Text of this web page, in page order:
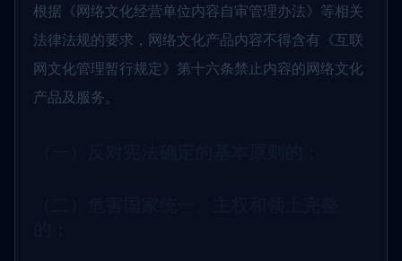
根据《网络文化经营单位内容自审管理办法》等相关
法律法规的要求，网络文化产品内容不得含有《互联
网文化管理暂行规定》第十六条禁止内容的网络文化
产品及服务。